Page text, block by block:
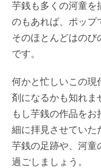
芋銭も多くの河童を
のもあれば、ポップ
そのほとんどはのび
です。
何かと忙しいこの現
剤になるかも知れま
もし芋銭の作品をお
細に拝見させていた
芋銭の足跡や、河童
過ごしましょう。